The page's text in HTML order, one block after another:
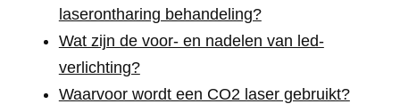
laserontharing behandeling?
Wat zijn de voor- en nadelen van led-
verlichting?
Waarvoor wordt een CO2 laser gebruikt?